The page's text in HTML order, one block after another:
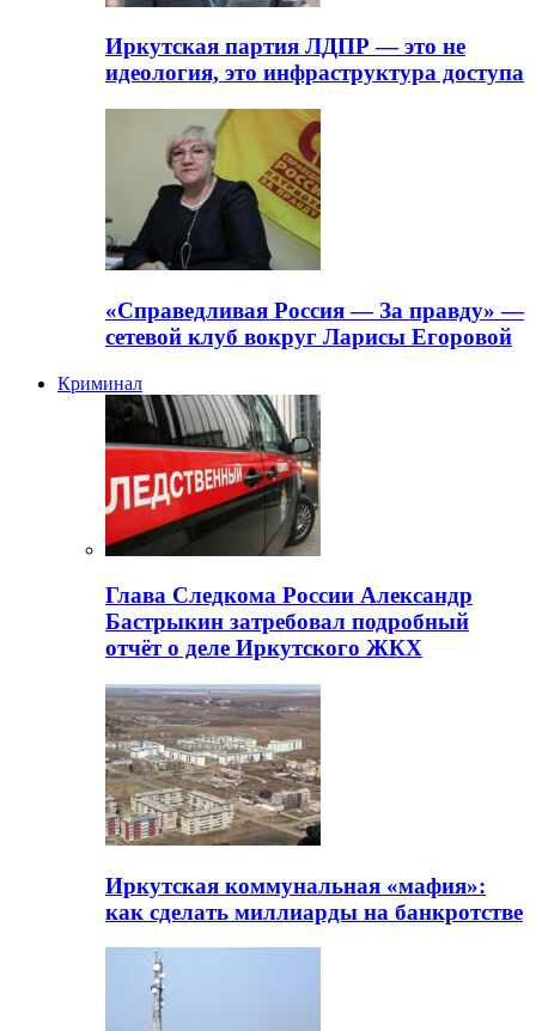
Иркутская партия ЛДПР — это не
идеология, это инфраструктура доступа
«Справедливая Россия — За правду» —
сетевой клуб вокруг Ларисы Егоровой
Криминал
Глава Следкома России Александр
Бастрыкин затребовал подробный
отчёт о деле Иркутского ЖКХ
Иркутская коммунальная «мафия»:
как сделать миллиарды на банкротстве